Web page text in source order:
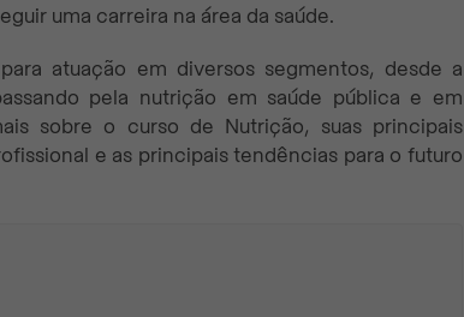
uma carreira na área da saúde.
atuação em diversos segmentos, desde a
pela nutrição em saúde pública e em
sobre o curso de Nutrição, suas principais
e as principais tendências para o futuro